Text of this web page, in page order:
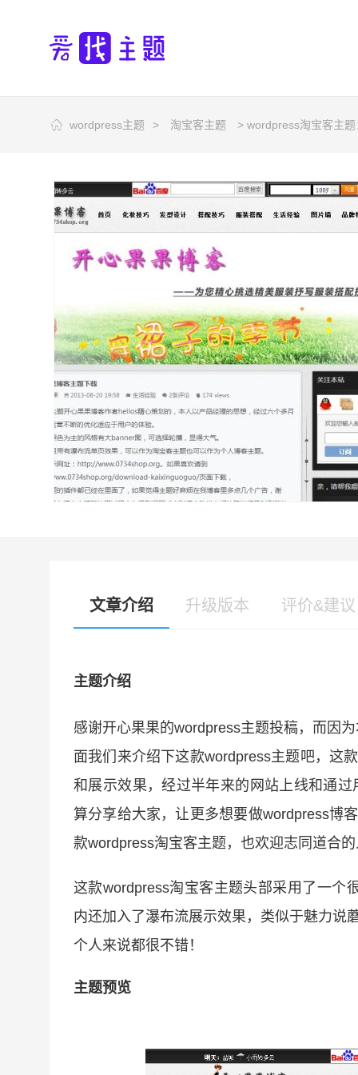
wordpress主题 > 淘宝客主题 > wordpress淘宝客主
文章介绍 升级版本 评价&建议
主题介绍
感谢开心果果的wordpress主题投稿，而因
面我们来介绍下这款wordpress主题吧，这
和展示效果，经过半年来的网站上线和通
算分享给大家，让更多想要做wordpress博
款wordpress淘宝客主题，也欢迎志同道合
这款wordpress淘宝客主题头部采用了一个
内还加入了瀑布流展示效果，类似于魅力说
个人来说都很不错！
主题预览